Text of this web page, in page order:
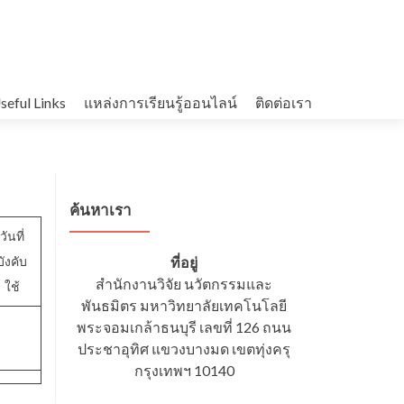
Links แหล่งการเรียนรู้ออนไลน์ ติดต่อเรา
วันที่
งคับ
ใช้
ค้นหาเรา
ที่อยู่
สำนักงานวิจัย นวัตกรรมและ
พันธมิตร มหาวิทยาลัยเทคโนโลยี
พระจอมเกล้าธนบุรี เลขที่ 126 ถนน
ประชาอุทิศ แขวงบางมด เขตทุ่งครุ
กรุงเทพฯ 10140